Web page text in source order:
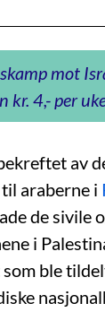
mot
kr. 4,- per
av
araberne i
de sivile
i
ble